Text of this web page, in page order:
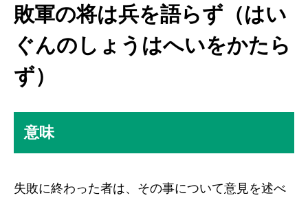
敗軍の将は兵を語らず（はい
ぐんのしょうはへいをかたら
ず）
意味
失敗に終わった者は、その事について意見を述べ